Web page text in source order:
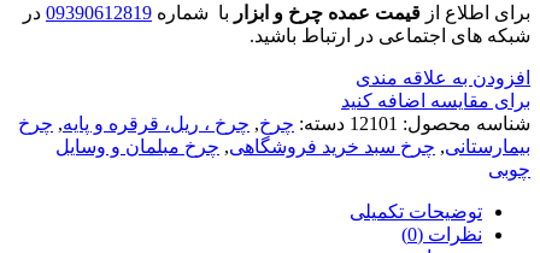
برای اطلاع از قیمت عمده چرخ و ابزار با شماره 09390612819 در
شبکه های اجتماعی در ارتباط باشید.
افزودن به علاقه مندی
برای مقایسه اضافه کنید
شناسه محصول: 12101 دسته: چرخ, چرخ ، ریل، قرقره و پایه, چرخ
بیمارستانی, چرخ سبد خرید فروشگاهی, چرخ مبلمان و وسایل
چوبی
توضیحات تکمیلی
نظرات (0)